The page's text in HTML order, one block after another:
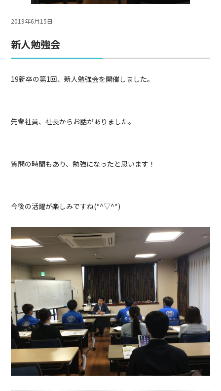
2019年6月15日
新人勉強会
19新卒の第1回、新人勉強会を開催しました。
先輩社員、社長からお話がありました。
質問の時間もあり、勉強になったと思います！
今後の活躍が楽しみですね(*^▽^*)